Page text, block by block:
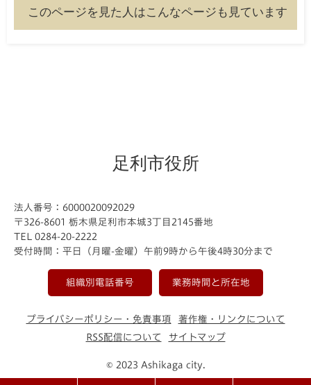
このページを見た人はこんなページも見ています
足利市役所
法人番号：6000020092029
〒326-8601 栃木県足利市本城3丁目2145番地
TEL 0284-20-2222
受付時間：平日（月曜-金曜）午前9時から午後4時30分まで
組織別電話番号 業務時間と所在地
プライバシーポリシー・免責事項
著作権・リンクについて
RSS配信について
サイトマップ
© 2023 Ashikaga city.